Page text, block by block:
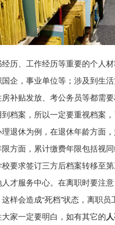
历、工作经历等重要的个人
企，事业单位等；涉及到生
补贴发放、考公务员等都需
档案，所以一定要重视档案
退休为例，在退休年龄方面
方面，累计缴费年限包括视
要求签订三方后档案转移至
才服务中心。在离职时要注
样会造成“死档”状态，离职
家一定要明白，如有其它的